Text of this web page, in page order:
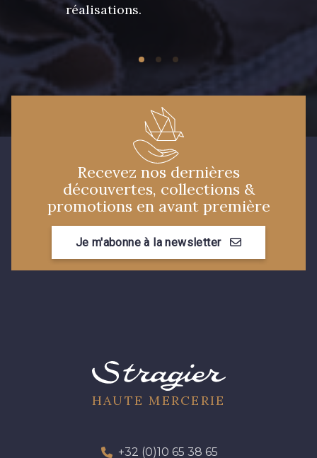
réalisations.
Recevez nos dernières
découvertes, collections &
promotions en avant première
Je m'abonne à la newsletter
HAUTE MERCERIE
+32 (0)10 65 38 65